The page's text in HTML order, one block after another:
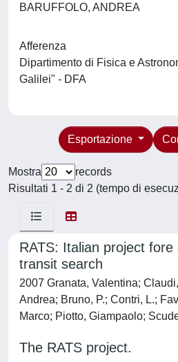
BARUFFOLO, ANDREA
Afferenza
Dipartimento di Fisica e
Galilei" - DFA
Esportazione
Mostra
records
Risultati 1 - 2 di 2 (tempo di
RATS: Italian project fore
transit search
2007 Granata, Valentina;
Andrea; Bruno, P.; Contri, L.;
Marco; Piotto, Giampaolo;
The RATS project.